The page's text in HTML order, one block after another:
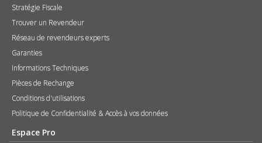
Stratégie Fiscale
Trouver un Revendeur
Réseau de revendeurs experts
Garanties
Informations Techniques
Pièces de Rechange
Conditions d'utilisations
Politique de Confidentialité & Accès à vos données
Espace Pro